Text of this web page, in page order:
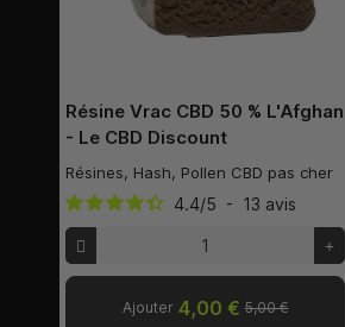
Résine Vrac CBD 50 % L'Afghan
- Le CBD Discount
Résines, Hash, Pollen CBD pas cher
4.4/5 - 13 avis
Ajouter 4,00 € 5,00 €